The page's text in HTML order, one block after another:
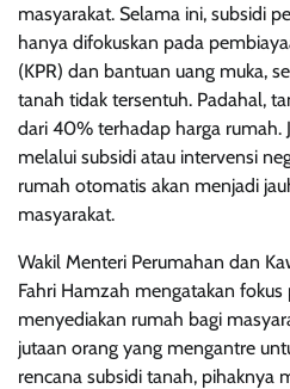
masyarakat. Selama ini, subsidi
hanya difokuskan pada
(KPR) dan bantuan uang muka,
tanah tidak tersentuh. Padahal,
dari 40% terhadap harga rumah.
melalui subsidi atau intervensi
rumah otomatis akan menjadi
masyarakat.
Wakil Menteri Perumahan dan
Fahri Hamzah mengatakan
menyediakan rumah bagi
jutaan orang yang mengantre
rencana subsidi tanah, pihaknya